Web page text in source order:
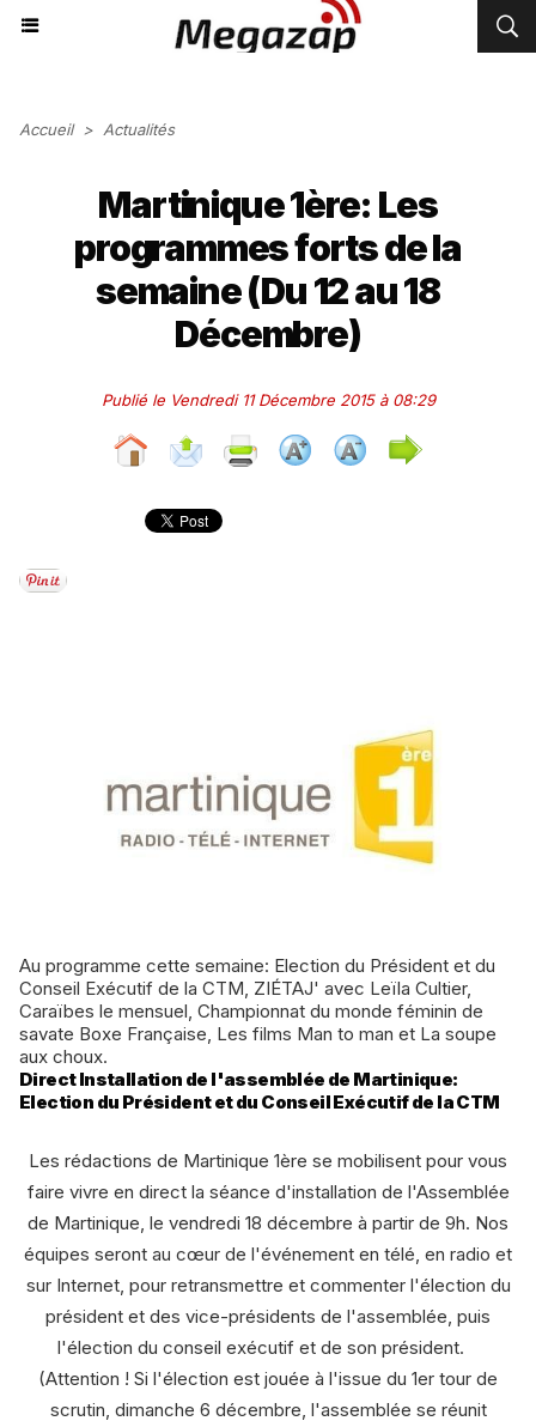
Accueil > Actualités
Martinique 1ère: Les
programmes forts de la
semaine (Du 12 au 18
Décembre)
Publié le Vendredi 11 Décembre 2015 à 08:29
Au programme cette semaine: Election du Président et du
Conseil Exécutif de la CTM, ZIÉTAJ' avec Leïla Cultier,
Caraïbes le mensuel, Championnat du monde féminin de
savate Boxe Française, Les films Man to man et La soupe
aux choux.
Direct Installation de l'assemblée de Martinique:
Election du Président et du Conseil Exécutif de la CTM
Les rédactions de Martinique 1ère se mobilisent pour vous
faire vivre en direct la séance d'installation de l'Assemblée
de Martinique, le vendredi 18 décembre à partir de 9h. Nos
équipes seront au cœur de l'événement en télé, en radio et
sur Internet, pour retransmettre et commenter l'élection du
président et des vice-présidents de l'assemblée, puis
l'élection du conseil exécutif et de son président.
(Attention ! Si l'élection est jouée à l'issue du 1er tour de
scrutin, dimanche 6 décembre, l'assemblée se réunit